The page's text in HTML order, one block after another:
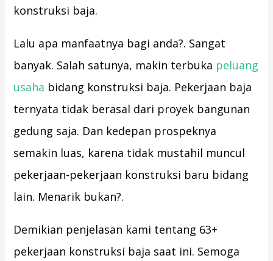
konstruksi baja.
Lalu apa manfaatnya bagi anda?. Sangat
banyak. Salah satunya, makin terbuka peluang
usaha bidang konstruksi baja. Pekerjaan baja
ternyata tidak berasal dari proyek bangunan
gedung saja. Dan kedepan prospeknya
semakin luas, karena tidak mustahil muncul
pekerjaan-pekerjaan konstruksi baru bidang
lain. Menarik bukan?.
Demikian penjelasan kami tentang 63+
pekerjaan konstruksi baja saat ini. Semoga